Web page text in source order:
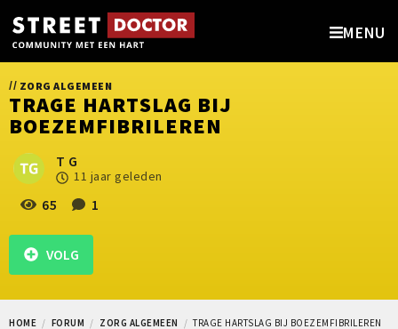
MENU
// ZORG ALGEMEEN
TRAGE HARTSLAG BIJ
BOEZEMFIBRILEREN
T G
11 jaar geleden
65 1
VOLG
HOME FORUM ZORG ALGEMEEN TRAGE HARTSLAG BIJ BOEZEMFIBRILEREN